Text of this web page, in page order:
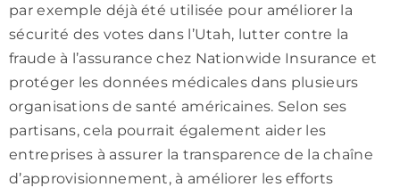
par exemple déjà été utilisée pour améliorer la
sécurité des votes dans l’Utah, lutter contre la
fraude à l’assurance chez Nationwide Insurance et
protéger les données médicales dans plusieurs
organisations de santé américaines. Selon ses
partisans, cela pourrait également aider les
entreprises à assurer la transparence de la chaîne
d’approvisionnement, à améliorer les efforts